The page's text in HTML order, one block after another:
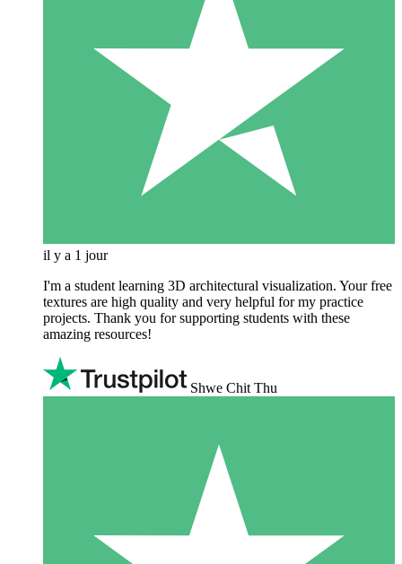
il y a 1 jour
I'm a student learning 3D architectural visualization. Your free
textures are high quality and very helpful for my practice
projects. Thank you for supporting students with these
amazing resources!
Shwe Chit Thu